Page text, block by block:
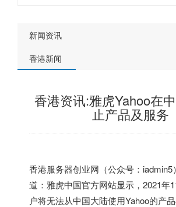
新闻资讯
香港新闻
香港资讯:雅虎Yahoo在
止产品及服务
香港服务器创业网（公众号：iadmin5
道：雅虎中国官方网站显示，2021年
户将无法从中国大陆使用Yahoo的产